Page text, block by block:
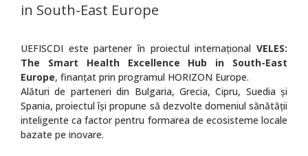
in South-East Europe
UEFISCDI este partener în proiectul internațional VELES:
The Smart Health Excellence Hub in South-East
Europe, finanțat prin programul HORIZON Europe.
Alături de parteneri din Bulgaria, Grecia, Cipru, Suedia și
Spania, proiectul își propune să dezvolte domeniul sănătății
inteligente ca factor pentru formarea de ecosisteme locale
bazate pe inovare.